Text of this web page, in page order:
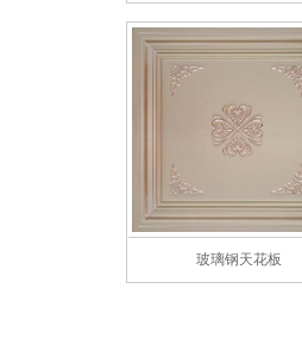
玻璃钢天花板